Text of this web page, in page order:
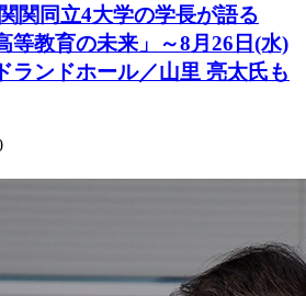
関同立4大学の学長が語る
等教育の未来」～8月26日(水)
ランドホール／山里 亮太氏も